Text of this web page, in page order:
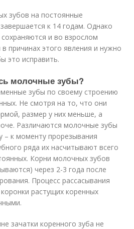
зубов на постоянные
к 14 годам. Однако
и во взрослом
причинах этого явления и нужно
это исправить.
молочные зубы?
зубы по своему строению
Не смотря на то, что они
размер у них меньше, а
Различаются молочные зубы
– к моменту прорезывания
ряда их насчитывают всего
Корни молочных зубов
через 2-3 года после
Процесс рассасывания
растущих коренных
зачатки коренного зуба не